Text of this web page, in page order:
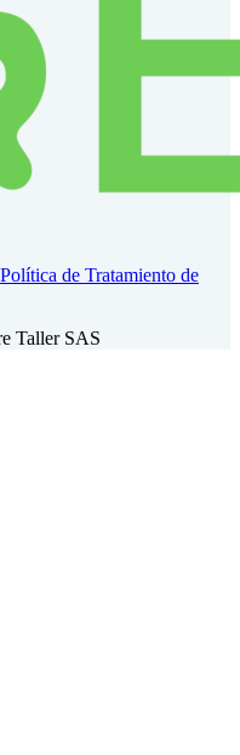
Política de Tratamiento de
Taller SAS